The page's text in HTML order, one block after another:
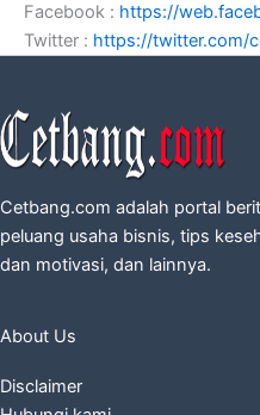
Facebook : https://
Twitter : https://twitter.com/
Cetbang.com adalah portal
peluang usaha bisnis, tips
dan motivasi, dan lainnya.
About Us
Disclaimer